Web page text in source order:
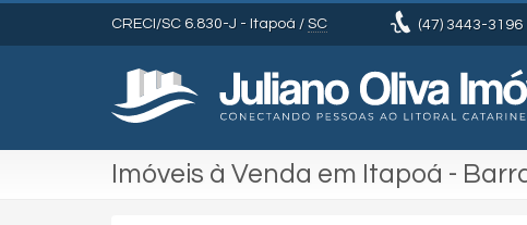
CRECI/SC 6.830-J - Itapoá / SC (47)3443-3196
Imóveis à Venda em Itapoá -